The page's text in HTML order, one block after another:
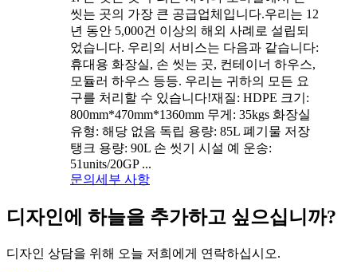
씻는 곳의 가장 큰 공급업체입니다.우리는 12
년 동안 5,000건 이상의 해외 사례로 설립되
었습니다. 우리의 서비스는 다음과 같습니다:
휴대용 화장실, 손 씻는 곳, 컨테이너 하우스,
모듈러 하우스 등등. 우리는 귀하의 모든 요
구를 처리할 수 있습니다!재질: HDPE 크기:
800mm*470mm*1360mm 무게: 35kgs 화장실
유형: 해당 없음 독립 용량: 85L 폐기물 저장
탱크 용량: 90L 손 씻기 시설 예 운송:
51units/20GP ...
문의 세부 사항
디자인에 하늘을 추가하고 싶으십니까?
디자인 상담을 위해 오늘 저희에게 연락하십시오.